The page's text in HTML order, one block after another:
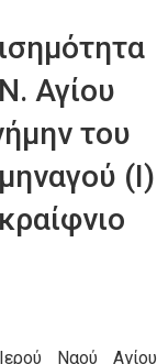
Αγίου
του
(Ι)
Ναού Αγίου